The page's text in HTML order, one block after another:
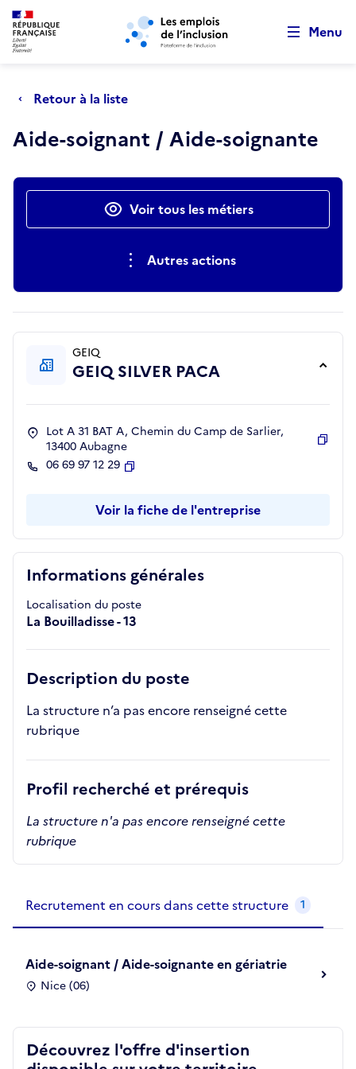
Aller au menu principal Aller au contenu principal
Menu
Retour à la liste
Aide-soignant / Aide-soignante
Actions rapidesVoir tous les métiers
Autres actions
Informations générales
Localisation du poste
La Bouilladisse - 13
Description du poste
La structure n’a pas encore renseigné cette
rubrique
Profil recherché et prérequis
La structure n'a pas encore renseigné cette
rubrique
GEIQ
GEIQ SILVER PACA
Lot A 31 BAT A, Chemin du Camp de Sarlier,
13400 Aubagne
06 69 97 12 29
Voir la fiche de l'entreprise
Recrutement en cours dans cette structure 1
Aide-soignant / Aide-soignante en gériatrie
Nice (06)
Découvrez l'offre d'insertion
Retour au début de la page
Panneau de gestion des cookies